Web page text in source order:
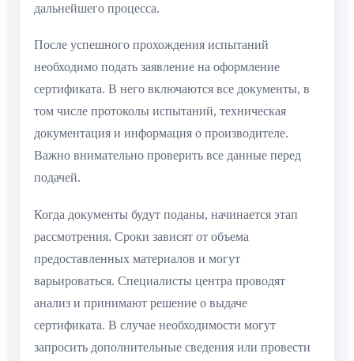
дальнейшего процесса.
После успешного прохождения испытаний
необходимо подать заявление на оформление
сертификата. В него включаются все документы, в
том числе протоколы испытаний, техническая
документация и информация о производителе.
Важно внимательно проверить все данные перед
подачей.
Когда документы будут поданы, начинается этап
рассмотрения. Сроки зависят от объема
предоставленных материалов и могут
варьироваться. Специалисты центра проводят
анализ и принимают решение о выдаче
сертификата. В случае необходимости могут
запросить дополнительные сведения или провести